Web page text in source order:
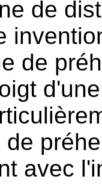
de
de
avec